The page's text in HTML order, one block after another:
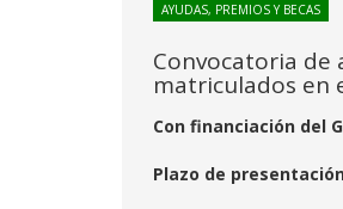
AYUDAS, PREMIOS Y BECAS
Convocatoria de
matriculados en
Con financiación del
Plazo de